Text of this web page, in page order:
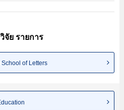
ำสถานที่,การเดินทางเป็นต้นไว้ด้วยดังนั้น
ศัย
จัย รายการ
School of Letters